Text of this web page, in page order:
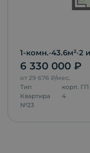
1-комн.•43.6м²•2
6 330 000 ₽
от 29 676 ₽/мес.
Тип
Квартира
корп. ГП
4
№23